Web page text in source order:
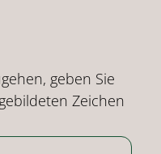
geben Sie
Zeichen